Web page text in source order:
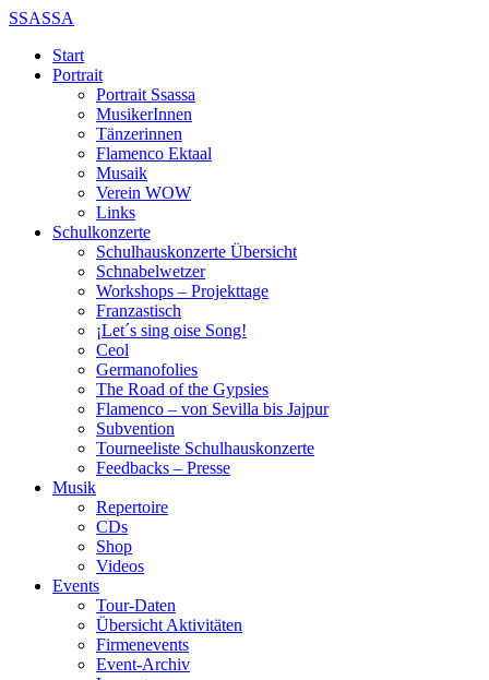
SSASSA
Start
Portrait
Portrait Ssassa
MusikerInnen
Tänzerinnen
Flamenco Ektaal
Musaik
Verein WOW
Links
Schulkonzerte
Schulhauskonzerte Übersicht
Schnabelwetzer
Workshops – Projekttage
Franzastisch
¡Let´s sing oise Song!
Ceol
Germanofolies
The Road of the Gypsies
Flamenco – von Sevilla bis Jajpur
Subvention
Tourneeliste Schulhauskonzerte
Feedbacks – Presse
Musik
Repertoire
CDs
Shop
Videos
Events
Tour-Daten
Übersicht Aktivitäten
Firmenevents
Event-Archiv